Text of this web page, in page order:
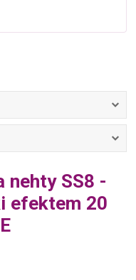
nehty SS8 -
efektem 20